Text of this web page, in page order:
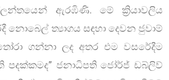
ඇරඹිණි. මේ ක්‍රියාවලිය
නොබෙල් ත්‍යාගය සඳහා දෙවන ජුවාම්
ගන්නා ලද අතර එම වසරේදීම
පදක්කමද” ජනාධිපති ජෝර්ජ් ඩබ්ලිව්